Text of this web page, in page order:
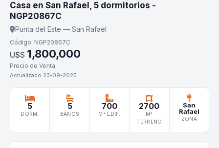
Casa en San Rafael, 5 dormitorios -
NGP20867C
Punta del Este — San Rafael
Código: NGP20867C
U$S 1,800,000
Precio de Venta
Actualizado 23-09-2025
5
DORM.
5
BAÑOS
700
M² EDIF.
2700
M²
TERRENO
San
Rafael
ZONA